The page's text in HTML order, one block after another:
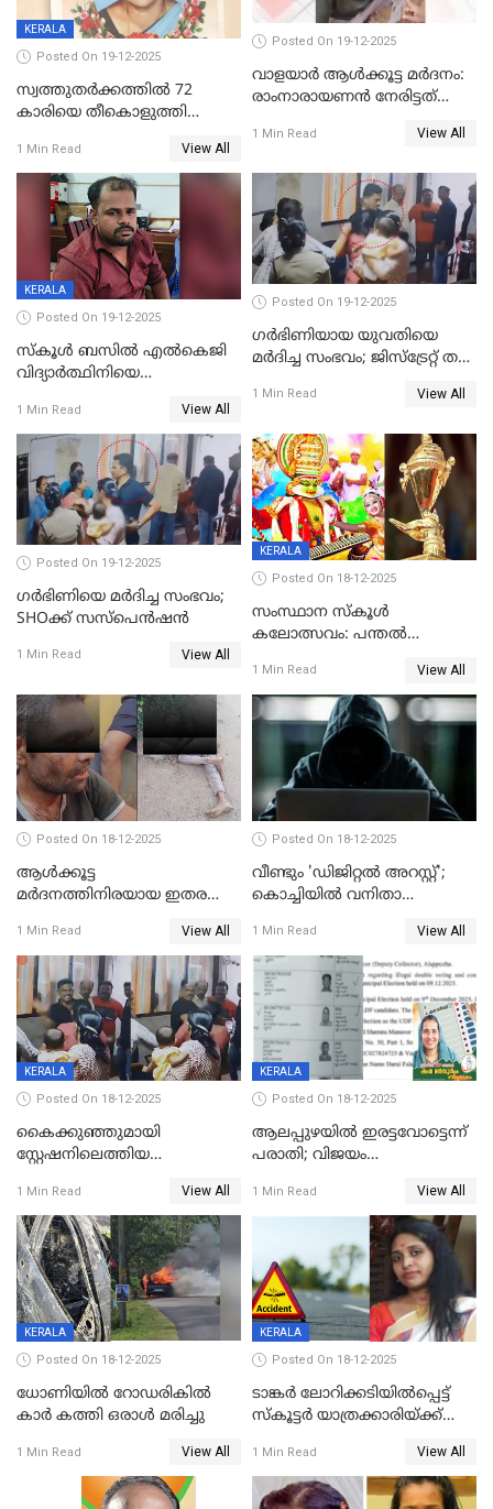
KERALA
Posted On 19-12-2025
സ്വത്തുതര്‍ക്കത്തില്‍ 72
കാരിയെ തീകൊളുത്തി
ക്രൂരകൊലപാതകത്തില്‍
സഹോദരിപുത്രന് ജീവപര്യന്തം
1 Min Read View All
Posted On 19-12-2025
വാളയാർ ആൾക്കൂട്ട മർദനം:
രാംനാരായണൻ നേരിട്ടത്
നാൽപ്പതിലേറെ
റിപ്പോർട്ട്
1 Min Read View All
KERALA
Posted On 19-12-2025
സ്കൂൾ ബസിൽ എൽകെജി
വിദ്യാര്‍ത്ഥിനിയെ
ക്ലീനര്‍ പിടിയിൽ
1 Min Read View All
Posted On 19-12-2025
ഗര്‍ഭിണിയായ യുവതിയെ
മര്‍ദിച്ച സംഭവം; ജിസ്‌ട്രേറ്റ് തല
യുവതി
1 Min Read View All
Posted On 19-12-2025
ഗര്‍ഭിണിയെ മർദിച്ച സംഭവം;
SHOക്ക് സസ്പെൻഷൻ
1 Min Read View All
KERALA
Posted On 18-12-2025
സംസ്ഥാന സ്കൂൾ
കലോത്സവം: പന്തൽ
1 Min Read View All
Posted On 18-12-2025
ആൾക്കൂട്ട
മർദനത്തിനിരയായ ഇതര
നടുക്കുന്ന സംഭവം
വാളയാറിൽ
1 Min Read View All
Posted On 18-12-2025
വീണ്ടും 'ഡിജിറ്റല്‍ അറസ്റ്റ്';
കൊച്ചിയില്‍ വനിതാ
കോടി രൂപ
1 Min Read View All
KERALA
Posted On 18-12-2025
കൈക്കുഞ്ഞുമായി
സ്റ്റേഷനിലെത്തിയ
കരണത്തടിച്ചു; CC ടിവി
ദൃശ്യങ്ങൾ പുറത്ത്
1 Min Read View All
KERALA
Posted On 18-12-2025
ആലപ്പുഴയിൽ ഇരട്ടവോട്ടെന്ന്
പരാതി; വിജയം
വാർഡിലെ എൽഡിഎഫ്
സ്ഥാനാർത്ഥി
1 Min Read View All
KERALA
Posted On 18-12-2025
ധോണിയിൽ റോഡരികിൽ
കാർ കത്തി ഒരാൾ മരിച്ചു
1 Min Read View All
KERALA
Posted On 18-12-2025
ടാങ്കർ ലോറിക്കടിയിൽപ്പെട്ട്
സ്കൂട്ടർ യാത്രക്കാരിയ്ക്ക്
കണ്ടോത്ത് ദേശീയ പാതയിൽ
1 Min Read View All